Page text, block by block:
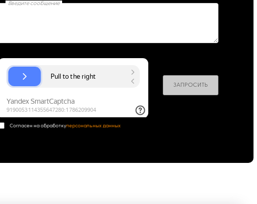
Введите сообщение
ЗАПРОСИТЬ
Согласен на обработкуперсональных данных